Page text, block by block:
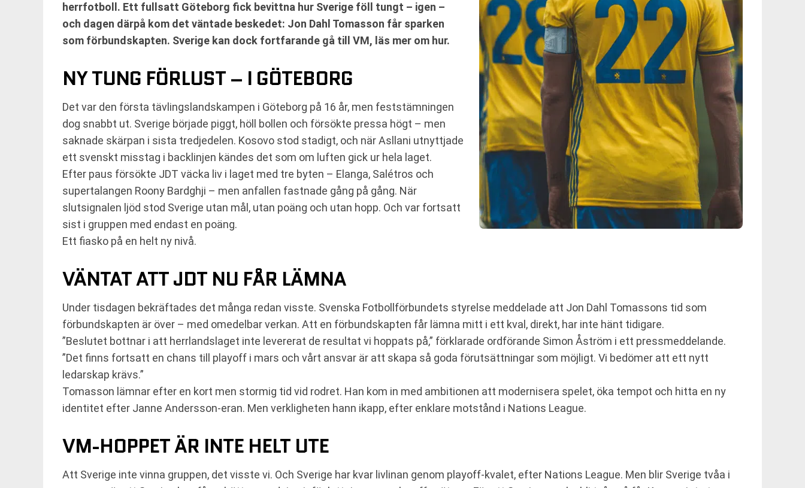
herrfotboll. Ett fullsatt Göteborg fick bevittna hur Sverige föll tungt – igen –
och dagen därpå kom det väntade beskedet: Jon Dahl Tomasson får sparken
som förbundskapten. Sverige kan dock fortfarande gå till VM, läs mer om hur.
NY TUNG FÖRLUST – I GÖTEBORG
Det var den första tävlingslandskampen i Göteborg på 16 år, men feststämningen
dog snabbt ut. Sverige började piggt, höll bollen och försökte pressa högt – men
saknade skärpan i sista tredjedelen. Kosovo stod stadigt, och när Asllani utnyttjade
ett svenskt misstag i backlinjen kändes det som om luften gick ur hela laget.
Efter paus försökte JDT väcka liv i laget med tre byten – Elanga, Salétros och
supertalangen Roony Bardghji – men anfallen fastnade gång på gång. När
slutsignalen ljöd stod Sverige utan mål, utan poäng och utan hopp. Och var fortsatt
sist i gruppen med endast en poäng.
Ett fiasko på en helt ny nivå.
VÄNTAT ATT JDT NU FÅR LÄMNA
Under tisdagen bekräftades det många redan visste. Svenska Fotbollförbundets styrelse meddelade att Jon Dahl Tomassons tid som
förbundskapten är över – med omedelbar verkan. Att en förbundskapten får lämna mitt i ett kval, direkt, har inte hänt tidigare.
”Beslutet bottnar i att herrlandslaget inte levererat de resultat vi hoppats på,” förklarade ordförande Simon Åström i ett pressmeddelande.
”Det finns fortsatt en chans till playoff i mars och vårt ansvar är att skapa så goda förutsättningar som möjligt. Vi bedömer att ett nytt
ledarskap krävs.”
Tomasson lämnar efter en kort men stormig tid vid rodret. Han kom in med ambitionen att modernisera spelet, öka tempot och hitta en ny
identitet efter Janne Andersson-eran. Men verkligheten hann ikapp, efter enklare motstånd i Nations League.
VM-HOPPET ÄR INTE HELT UTE
Att Sverige inte vinna gruppen, det visste vi. Och Sverige har kvar livlinan genom playoff-kvalet, efter Nations League. Men blir Sverige tvåa i